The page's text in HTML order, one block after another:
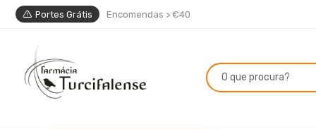
Portes Grátis Encomendas > €40